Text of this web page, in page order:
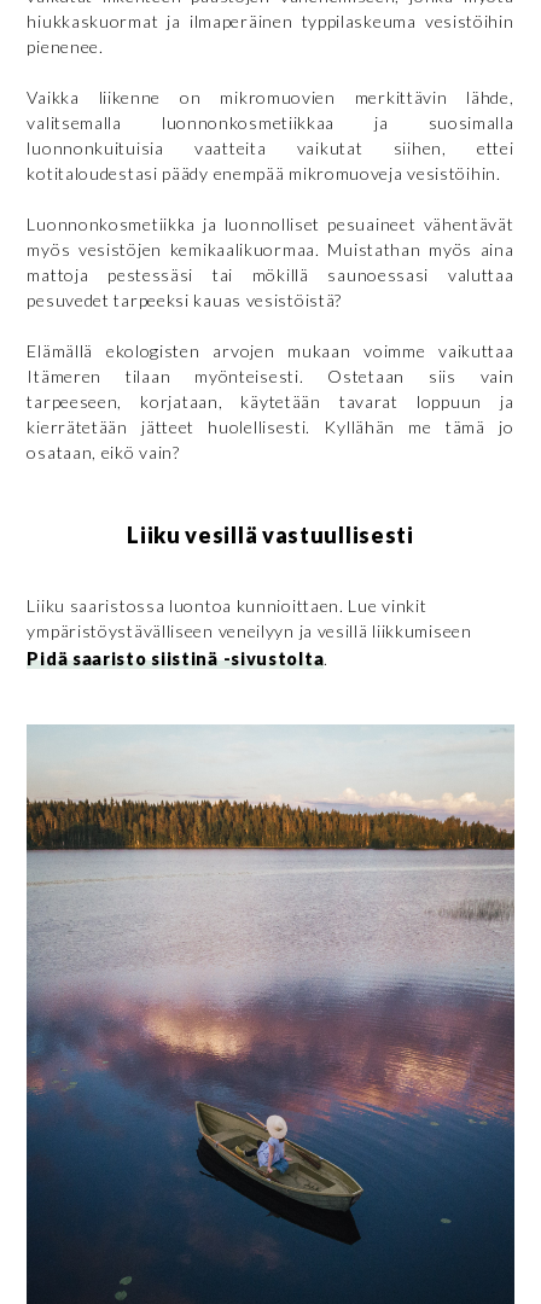
hiukkaskuormat ja ilmaperäinen typpilaskeuma vesistöihin
pienenee.
Vaikka liikenne on mikromuovien merkittävin lähde,
valitsemalla luonnonkosmetiikkaa ja suosimalla
luonnonkuituisia vaatteita vaikutat siihen, ettei
kotitaloudestasi päädy enempää mikromuoveja vesistöihin.
Luonnonkosmetiikka ja luonnolliset pesuaineet vähentävät
myös vesistöjen kemikaalikuormaa. Muistathan myös aina
mattoja pestessäsi tai mökillä saunoessasi valuttaa
pesuvedet tarpeeksi kauas vesistöistä?
Elämällä ekologisten arvojen mukaan voimme vaikuttaa
Itämeren tilaan myönteisesti. Ostetaan siis vain
tarpeeseen, korjataan, käytetään tavarat loppuun ja
kierrätetään jätteet huolellisesti. Kyllähän me tämä jo
osataan, eikö vain?
Liiku vesillä vastuullisesti
Liiku saaristossa luontoa kunnioittaen. Lue vinkit
ympäristöystävälliseen veneilyyn ja vesillä liikkumiseen
Pidä saaristo siistinä -sivustolta.